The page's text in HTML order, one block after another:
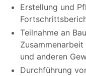
Erstellung und
Teilnahme an
und anderen
Durchführung